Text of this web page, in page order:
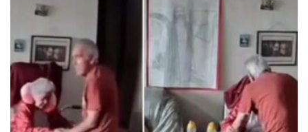
ventana y jaló su hermano adentro. Luego
entró y mató a mi hermana en su habitación.
Luego sacó a mi hermana afuera y la colocó
encima de su hermano e inventó una historia
de que los atrapó juntos. Que psicópata
haría eso??? Cuando escuché la historia de
inmediato, supe que no era verdad, pero
cuando entré y vi la escena, las piezas se